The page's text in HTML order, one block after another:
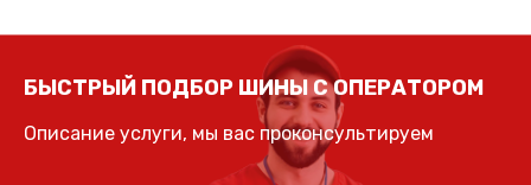
БЫСТРЫЙ ПОДБОР ШИНЫ С ОПЕРАТОРОМ
Описание услуги, мы вас проконсультируем